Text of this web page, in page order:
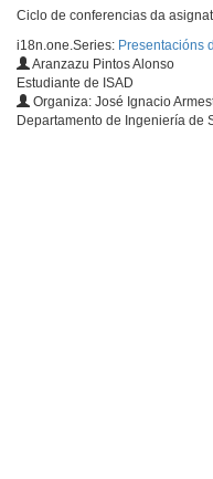
Ciclo de conferencias da
i18n.one.Series: Presentacións
Aranzazu Pintos Alonso
Estudiante de ISAD
Organiza: José Ignacio
Departamento de Ingeniería de